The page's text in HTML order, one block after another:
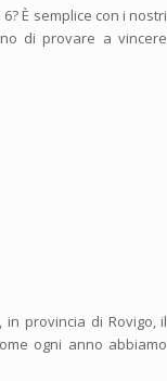
È semplice con i nostri
di provare a vincere
provincia di Rovigo, il
ogni anno abbiamo